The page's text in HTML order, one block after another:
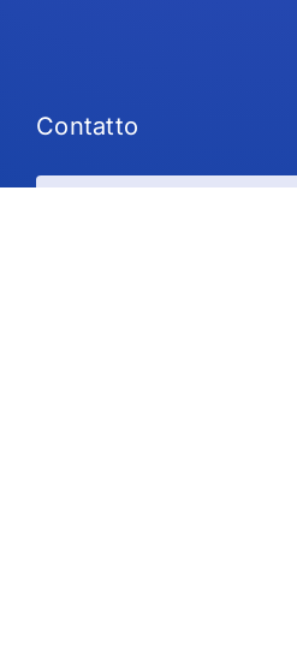
Contatto